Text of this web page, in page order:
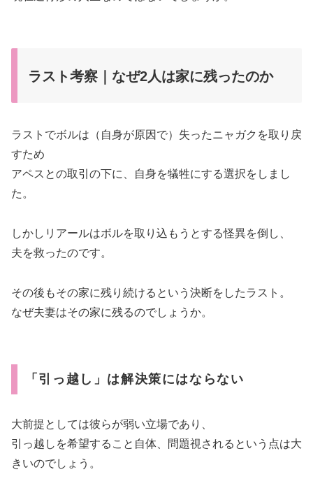
ラスト考察｜なぜ2人は家に残ったのか
ラストでボルは（自身が原因で）失ったニャガクを取り戻
すため
アペスとの取引の下に、自身を犠牲にする選択をしまし
た。
しかしリアールはボルを取り込もうとする怪異を倒し、
夫を救ったのです。
その後もその家に残り続けるという決断をしたラスト。
なぜ夫妻はその家に残るのでしょうか。
「引っ越し」は解決策にはならない
大前提としては彼らが弱い立場であり、
引っ越しを希望すること自体、問題視されるという点は大
きいのでしょう。